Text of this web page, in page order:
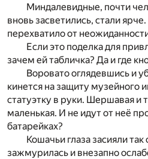
Миндалевидные, почти
вновь засветились, стали
перехватило от
Если это поделка для
зачем ей табличка? Да и где
Воровато оглядевшись и
кинется на защиту музейного
статуэтку в руки. Шершавая и
маленькая. И не идут от неё
батарейках?
Кошачьи глаза засияли так
зажмурилась и внезапно